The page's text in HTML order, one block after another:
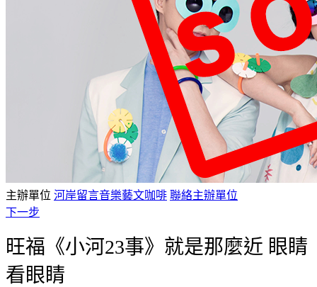
主辦單位 河岸留言音樂藝文咖啡 聯絡主辦單位
下一步
旺福《小河23事》就是那麼近 眼睛
看眼睛